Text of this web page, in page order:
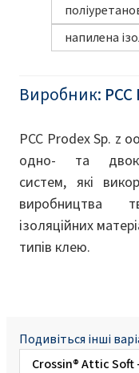
напилена
Виробник:
PCC Prodex Sp. z
одно- та
систем, які
виробництва
ізоляційних
типів клею.
Подивіться інші
Crossin® Attic Soft